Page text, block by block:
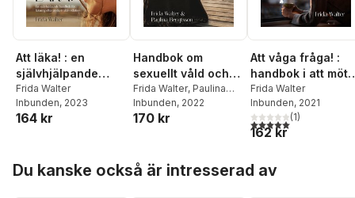
Att läka! : en
självhjälpande
handbok för
läkning efter en
destruktiv relation
Frida Walter
Inbunden, 2023
164 kr
Handbok om
sexuellt våld och
prostitution
Frida Walter, Paulina
Bengtsson
Inbunden, 2022
170 kr
Att våga fråga! :
handbok i att möta
en våldsutsatt
Frida Walter
Inbunden, 2021
5,0utav 5 stjärnor.
(1)
162 kr
Du kanske också är intresserad av